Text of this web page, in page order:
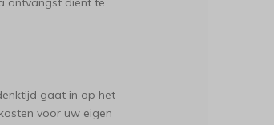
gaat in op het
voor uw eigen